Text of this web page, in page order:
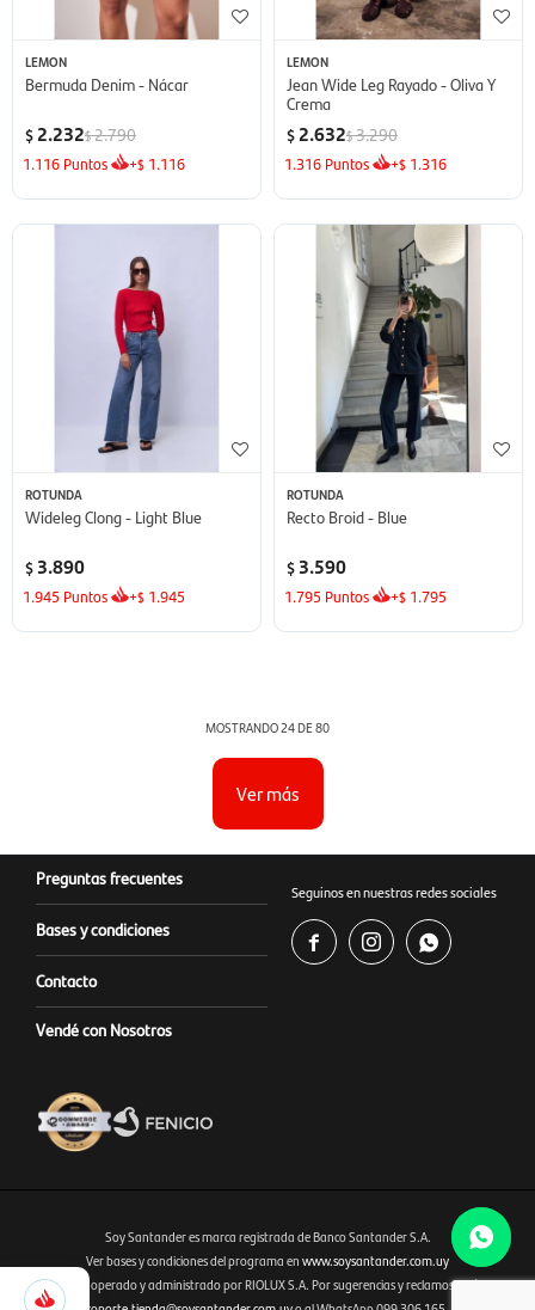
Selecciona
1.445
LEMON
Bermuda Denim - Nácar
$ 2.232$2.790
1.116 Puntos +$ 1.116
LEMON
Jean Wide Leg Rayado - Oliva Y
Crema
$ 2.632$3.290
1.316 Puntos +$ 1.316
ROTUNDA
Wideleg Clong - Light Blue
$ 3.890
1.945 Puntos +$ 1.945
ROTUNDA
Recto Broid - Blue
$ 3.590
1.795 Puntos +$ 1.795
MOSTRANDO24DE80
Ver más
Preguntas frecuentes
Bases y condiciones
Contacto
Vendé con Nosotros
Seguinos en nuestras redes sociales
  
Fenicio eCommerce Uruguay
Soy Santander es marca registrada de Banco Santander S.A.
Ver bases y condiciones del programa en www.soysantander.com.uy
Este sitio es operado y administrado por RIOLUX S.A. Por sugerencias y reclamos, diríjase a